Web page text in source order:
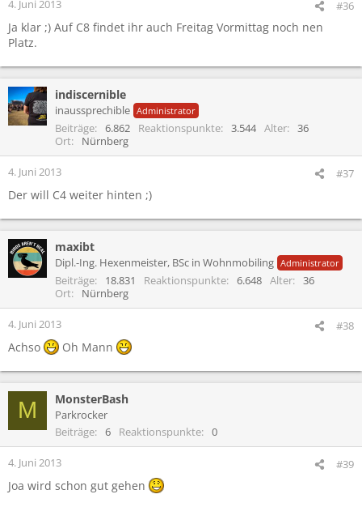
4. Juni 2013 #36
Ja klar ;) Auf C8 findet ihr auch Freitag Vormittag noch nen
Platz.
indiscernible
inaussprechible Administrator
Beiträge 6.862 Reaktionspunkte 3.544 Alter
36
Ort
Nürnberg
4. Juni 2013 #37
Der will C4 weiter hinten ;)
maxibt
Dipl.-Ing. Hexenmeister, BSc in Wohnmobiling Administrator
Beiträge 18.831 Reaktionspunkte 6.648 Alter
36
Ort
Nürnberg
4. Juni 2013 #38
Achso Oh Mann
M MonsterBash
Parkrocker
Beiträge
6 Reaktionspunkte 0
4. Juni 2013 #39
Joa wird schon gut gehen